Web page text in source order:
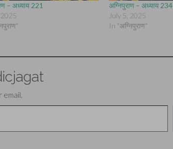
– अध्याय 221
2025
अग्निपुराण – अध्याय 234
July 5, 2025
In "अग्निपुराण"